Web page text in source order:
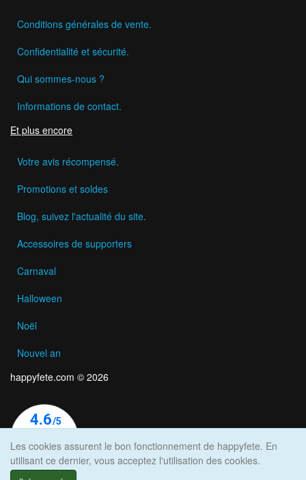
Conditions générales de vente.
Confidentialité et sécurité.
Qui sommes-nous ?
Informations de contact.
Et plus encore
Votre avis récompensé.
Promotions et soldes
Blog, suivez l'actualité du site.
Accessoires de supporters
Carnaval
Halloween
Noël
Nouvel an
happyfete.com © 2026
Les cookies assurent le bon fonctionnement de happyfete. En
utilisant ce dernier, vous acceptez l'utilisation des cookies.